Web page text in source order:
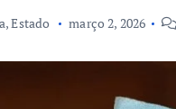
,Estado março 2, 2026